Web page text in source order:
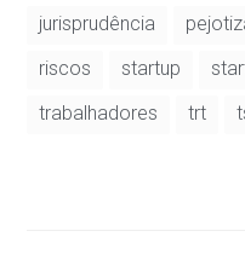
jurisprudência
riscos
startup
trabalhadores
trt